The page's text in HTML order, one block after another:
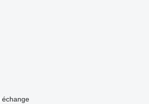
échange